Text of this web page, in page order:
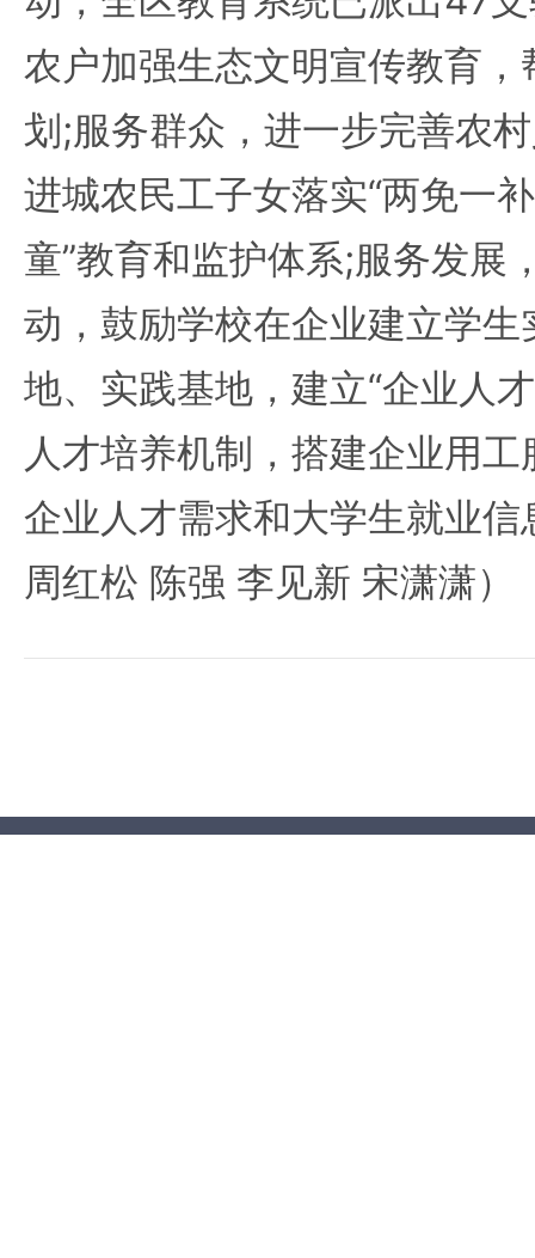
农户加强生态文明宣传教育
划;服务群众，进一步完善农
进城农民工子女落实“两免一
童”教育和监护体系;服务发展
动，鼓励学校在企业建立学
地、实践基地，建立“企业人
人才培养机制，搭建企业用
企业人才需求和大学生就业
周红松 陈强 李见新 宋潇潇）